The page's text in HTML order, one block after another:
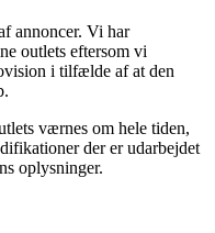
annoncer. Vi har
outlets eftersom vi
i tilfælde af at den
værnes om hele tiden,
der er udarbejdet
oplysninger.